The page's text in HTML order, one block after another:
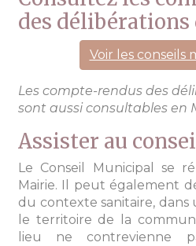
des délibérations
Voir les conseils
Les compte-rendus des
sont aussi consultables en
Assister au
Le Conseil Municipal se
Mairie. Il peut également
du contexte sanitaire,
le territoire de la
lieu ne contrevienne